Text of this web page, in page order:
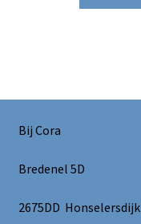
Bij Cora
Bredenel 5D
2675DD Honselersdijk